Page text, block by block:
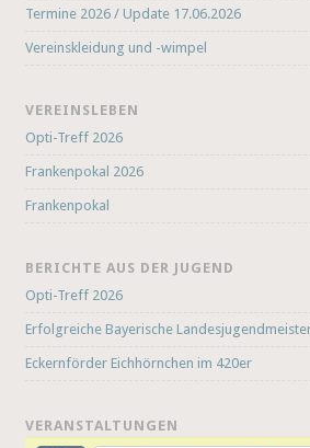
Termine 2026 / Update 17.06.2026
Vereinskleidung und -wimpel
VEREINSLEBEN
Opti-Treff 2026
Frankenpokal 2026
Frankenpokal
BERICHTE AUS DER JUGEND
Opti-Treff 2026
Erfolgreiche Bayerische
Eckernförder Eichhörnchen im 420er
VERANSTALTUNGEN